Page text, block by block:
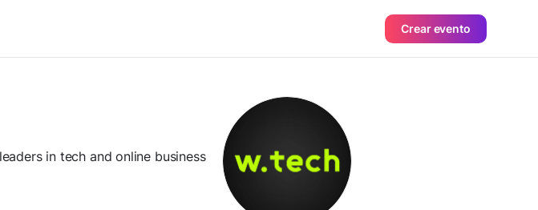
Crear evento
in tech and online business